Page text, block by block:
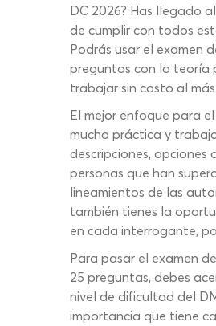
DC 2026? Has llegado
de cumplir con todos
Podrás usar el examen
preguntas con la teoría
trabajar sin costo al
El mejor enfoque para
mucha práctica y
descripciones, opciones
personas que han
lineamientos de las
también tienes la
en cada interrogante,
Para pasar el examen
25 preguntas, debes
nivel de dificultad del
importancia que tiene